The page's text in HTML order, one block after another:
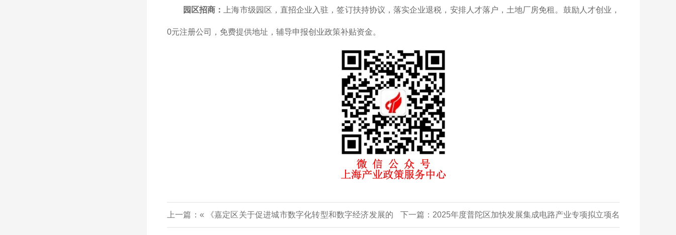
园区招商： 上海市级园区，直招企业入驻，签订扶持协议，落实企业退税，安排人才落户，土地厂房免租。鼓励人才创业，
0元注册公司，免费提供地址，辅导申报创业政策补贴资金。
上一篇：« 《嘉定区关于促进城市数字化转型和数字经济发展的 下一篇： 2025年度普陀区加快发展集成电路产业专项拟立项名